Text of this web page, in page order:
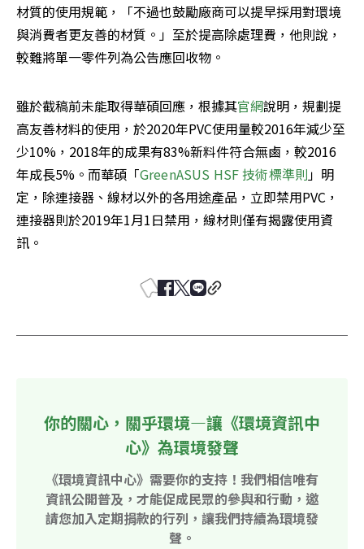
材質的使用規範，「不過也鼓勵廠商可以提早採用對環境
與消費者更友善的材質。」至於提高除處理費，他則說，
較難將單一零件列為公告應回收物。
雖於截稿前未能取得華碩回應，根據其官網說明，規劃提
高友善材料的使用，於2020年PVC使用量較2016年減少至
少10%，2018年的成果有83%新料件符合無鹵，較2016
年成長5%。而華碩「GreenASUS HSF 技術標準則」明
定，除連接器、線材以外的各用途產品，立即禁用PVC，
連接器則於2019年1月1日禁用，線材則僅有揭露使用資
訊。
你的關心，關乎環境—讓《環境資訊中
心》為環境發聲
《環境資訊中心》需要你的支持！我們相信唯有
資訊公開普及，才能促成民眾的參與和行動，邀
請您加入定期捐款的行列，讓我們持續為環境發
聲。